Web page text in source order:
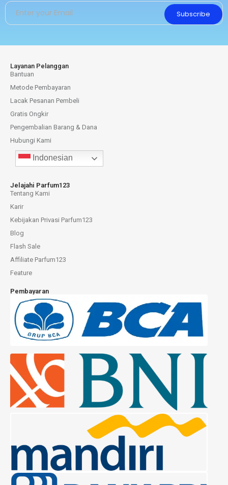
Subscribe
Layanan Pelanggan
Bantuan
Metode Pembayaran
Lacak Pesanan Pembeli
Gratis Ongkir
Pengembalian Barang & Dana
Hubungi Kami
Indonesian
Jelajahi Parfum123
Tentang Kami
Karir
Kebijakan Privasi Parfum123
Blog
Flash Sale
Affiliate Parfum123
Feature
Pembayaran